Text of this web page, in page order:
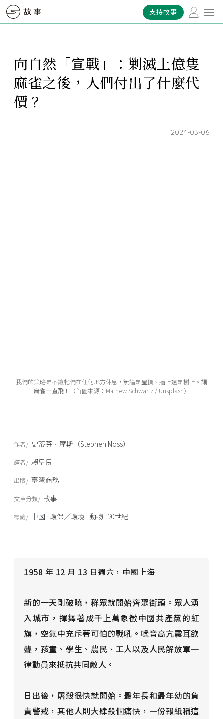
支持故事
向自然「宣戰」：剿滅上億隻
麻雀之後，人們付出了什麼代
價？
2024-03-06
我們的策略是不讓牠們在任何地方休息，無論是屋頂、牆上還是樹上。 讓
麻雀一直飛！
（首圖來源： Mathew Schwartz/ Unsplash）
1958 年 12 月 13 日週六，中國上海
新的一天剛破曉，群眾就開始齊聚街頭。眾人湧
入城市，揮舞著成千上萬象徵中國共產黨的紅
旗，空氣中充斥著可怕的戰吼。噪音高亢震耳欲
聾，孩童、學生、農民、工人以及人民解放軍一
律動員來抵抗共同敵人。
日出後，屠殺很快就開始。最年長和最年幼的負
責警戒，其他人則大肆殺個痛快，一份報紙稱這
作者 史蒂芬．摩斯（Stephen Moss）
譯者 賴皇良
出版 臺灣商務
文章分類 故事
標籤 中國 環保／環境 動物 20世紀